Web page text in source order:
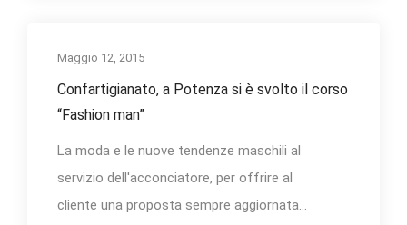
Maggio 12, 2015
Confartigianato, a Potenza si è svolto il corso
“Fashion man”
La moda e le nuove tendenze maschili al
servizio dell'acconciatore, per offrire al
cliente una proposta sempre aggiornata...